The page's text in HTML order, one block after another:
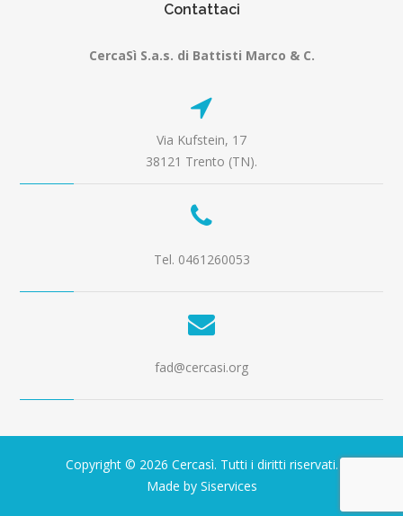
Contattaci
CercaSì S.a.s. di Battisti Marco & C.
Via Kufstein, 17
38121 Trento (TN).
Tel. 0461260053
fad@cercasi.org
Copyright © 2026 Cercasì. Tutti i diritti riservati.
Made by Siservices